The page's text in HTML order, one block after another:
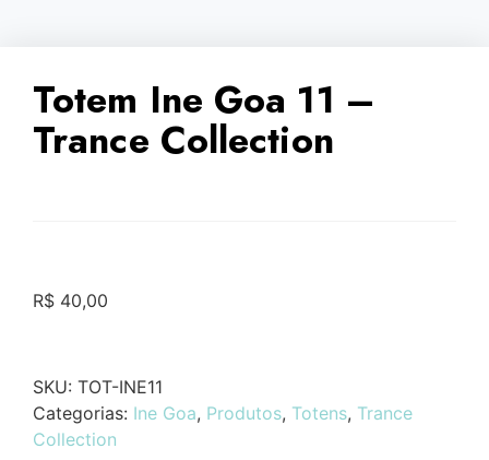
Totem Ine Goa 11 –
Trance Collection
R$ 40,00
SKU: TOT-INE11
Categorias: Ine Goa, Produtos, Totens, Trance
Collection